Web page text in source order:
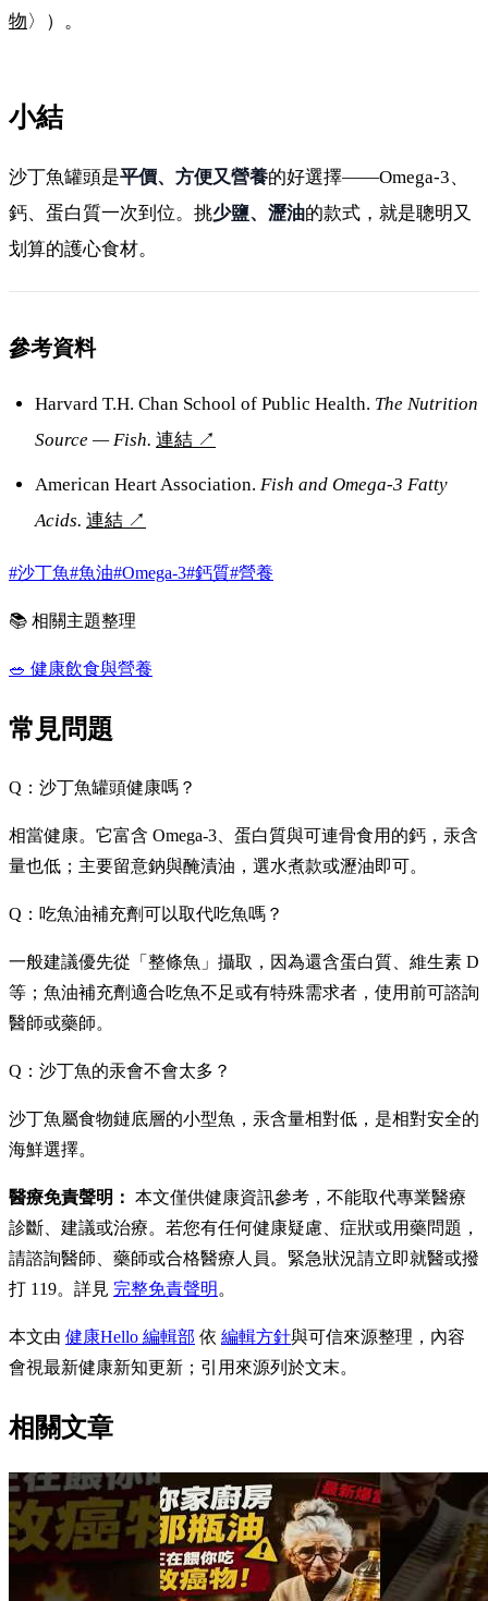
物〉）。
小結
沙丁魚罐頭是平價、方便又營養的好選擇——Omega-3、
鈣、蛋白質一次到位。挑少鹽、瀝油的款式，就是聰明又
划算的護心食材。
參考資料
Harvard T.H. Chan School of Public Health. The Nutrition
Source — Fish. 連結 ↗
American Heart Association.Fish and Omega-3 Fatty
Acids. 連結 ↗
#沙丁魚#魚油#Omega-3#鈣質#營養
📚 相關主題整理
🥗 健康飲食與營養
常見問題
Q：沙丁魚罐頭健康嗎？
相當健康。它富含 Omega-3、蛋白質與可連骨食用的鈣，汞含
量也低；主要留意鈉與醃漬油，選水煮款或瀝油即可。
Q：吃魚油補充劑可以取代吃魚嗎？
一般建議優先從「整條魚」攝取，因為還含蛋白質、維生素 D
等；魚油補充劑適合吃魚不足或有特殊需求者，使用前可諮詢
醫師或藥師。
Q：沙丁魚的汞會不會太多？
沙丁魚屬食物鏈底層的小型魚，汞含量相對低，是相對安全的
海鮮選擇。
醫療免責聲明： 本文僅供健康資訊參考，不能取代專業醫療
診斷、建議或治療。若您有任何健康疑慮、症狀或用藥問題，
請諮詢醫師、藥師或合格醫療人員。緊急狀況請立即就醫或撥
打 119。詳見 完整免責聲明。
本文由 健康Hello 編輯部 依 編輯方針與可信來源整理，內容
會視最新健康新知更新；引用來源列於文末。
相關文章